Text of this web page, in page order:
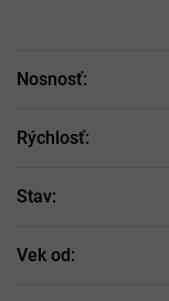
Nosnosť:
Rýchlosť:
Stav:
Vek od: